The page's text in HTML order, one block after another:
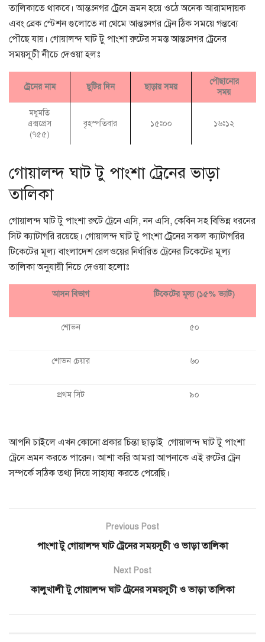
তালিকাতে থাকবে। আন্তঃনগর ট্রেনে ভ্রমন হয়ে ওঠে অনেক আরামদায়ক
এবং ব্রেক স্টেশন গুলোতে না থেমে আন্তঃনগর ট্রেন ঠিক সময়ে গন্তব্যে
পৌছে যায়। গোয়ালন্দ ঘাট টু পাংশা রুটের সমস্ত আন্তঃনগর ট্রেনের
সময়সূচী নীচে দেওয়া হলঃ
ট্রেনের নাম ছুটির দিন ছাড়ায় সময়
পৌছানোর
সময়
মধুমতি
এক্সপ্রেস
(৭৫৫)
বৃহস্পতিবার ১৫ঃ০০ ১৬ঃ১২
গোয়ালন্দ ঘাট টু পাংশা ট্রেনের ভাড়া
তালিকা
গোয়ালন্দ ঘাট টু পাংশা রুটে ট্রেনে এসি, নন এসি, কেবিন সহ বিভিন্ন ধরনের
সিট ক্যাটাগরি রয়েছে। গোয়ালন্দ ঘাট টু পাংশা ট্রেনের সকল ক্যাটাগরির
টিকেটের মূল্য বাংলাদেশ রেলওয়ের নির্ধারিত ট্রেনের টিকেটের মূল্য
তালিকা অনুযায়ী নিচে দেওয়া হলোঃ
আসন বিভাগ টিকেটের মূল্য (১৫% ভ্যাট)
শোভন ৫০
শোভন চেয়ার ৬০
প্রথম সিট ৯০
আপনি চাইলে এখন কোনো প্রকার চিন্তা ছাড়াই গোয়ালন্দ ঘাট টু পাংশা
ট্রেনে ভ্রমন করতে পারেন। আশা করি আমরা আপনাকে এই রুটের ট্রেন
সম্পর্কে সঠিক তথ্য দিয়ে সাহায্য করতে পেরেছি।
Previous Post
পাংশা টু গোয়ালন্দ ঘাট ট্রেনের সময়সূচী ও ভাড়া তালিকা
Next Post
কালুখালী টু গোয়ালন্দ ঘাট ট্রেনের সময়সূচী ও ভাড়া তালিকা